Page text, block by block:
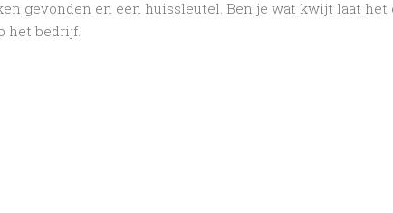
gevonden en een huissleutel. Ben je wat kwijt laat het
het bedrijf.